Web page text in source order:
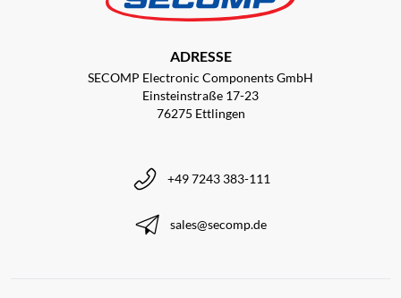
ADRESSE
SECOMP Electronic Components GmbH
Einsteinstraße 17-23
76275 Ettlingen
+49 7243 383-111
sales@secomp.de